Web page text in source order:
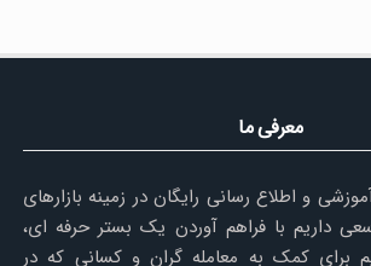
معرفی ما
و اطلاع رسانی رایگان در زمینه بازارهای
داریم با فراهم آوردن یک بستر حرفه ای،
برای کمک به معامله گران و کسانی که در